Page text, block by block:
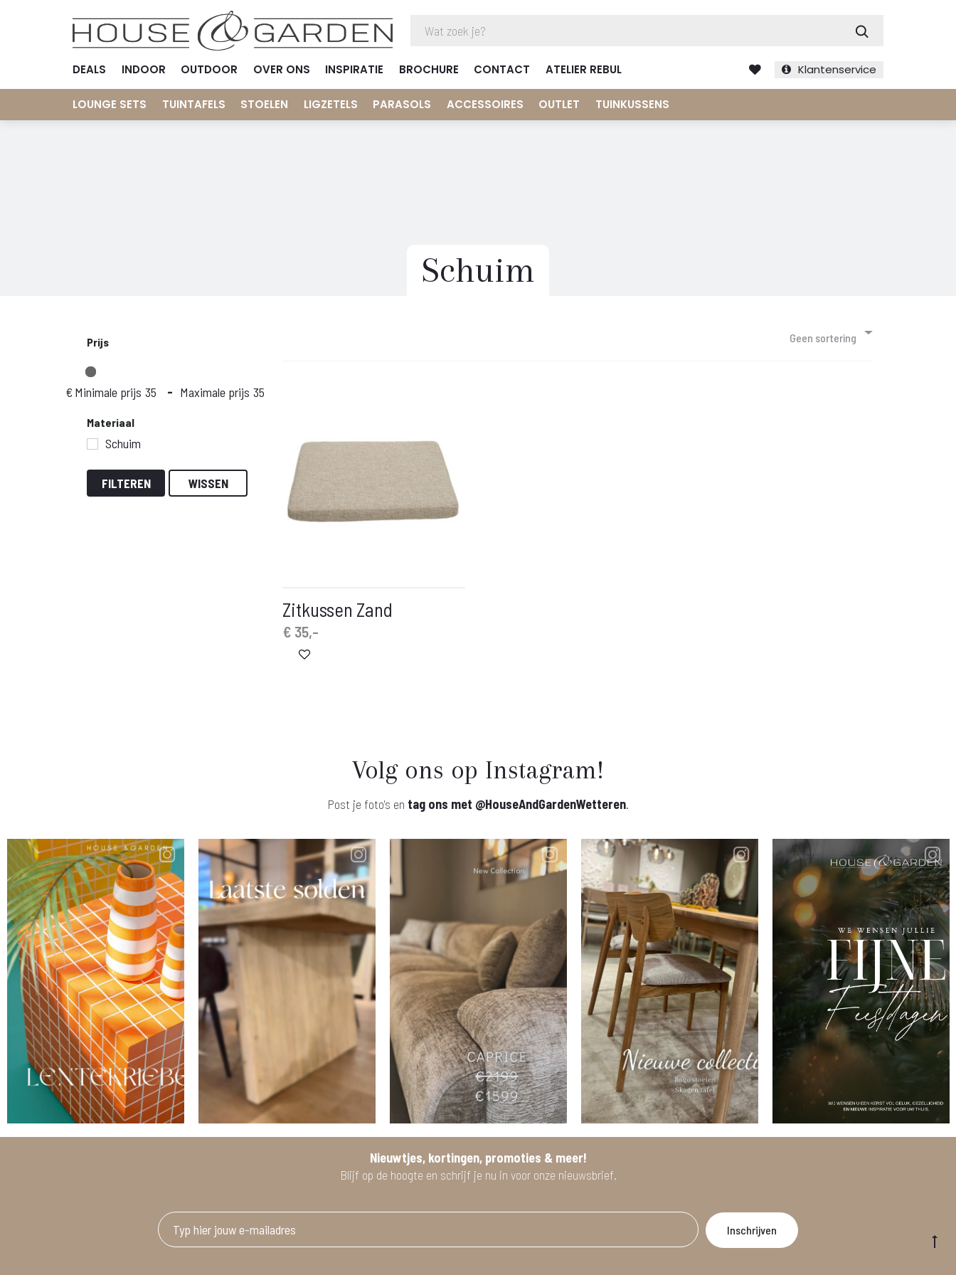
DEALS INDOOR OUTDOOR OVER ONS INSPIRATIE BROCHURE CONTACT ATELIER REBUL Klantenservice
LOUNGE SETS TUINTAFELS STOELEN LIGZETELS PARASOLS ACCESSOIRES OUTLET TUINKUSSENS
Schuim
Geen sortering
Zitkussen Zand
€ 35,-
Prijs
€Minimale prijs - Maximale prijs
Materiaal
Schuim
FILTEREN WISSEN
Volg ons op Instagram!
Post je foto's en tag ons met @HouseAndGardenWetteren.
Nieuwtjes, kortingen, promoties & meer!
Blijf op de hoogte en schrijf je nu in voor onze nieuwsbrief.